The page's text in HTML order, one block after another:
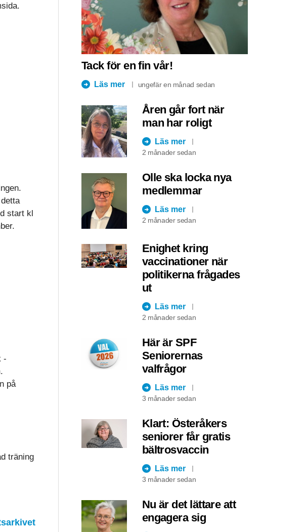
start kl
-
på
träning
Tack för en fin vår!
Läs mer ungefär en månad sedan
Åren går fort när
man har roligt
Läs mer
2 månader sedan
Olle ska locka nya
medlemmar
Läs mer
2 månader sedan
Enighet kring
vaccinationer när
politikerna frågades
ut
Läs mer
2 månader sedan
Här är SPF
Seniorernas
valfrågor
Läs mer
3 månader sedan
Klart: Österåkers
seniorer får gratis
bältrosvaccin
Läs mer
3 månader sedan
Nu är det lättare att
engagera sig